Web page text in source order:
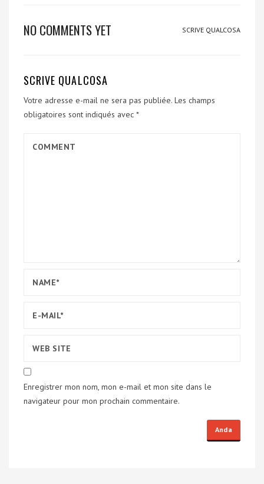
NO COMMENTS YET SCRIVE QUALCOSA
SCRIVE QUALCOSA
Votre adresse e-mail ne sera pas publiée. Les champs
obligatoires sont indiqués avec *
Enregistrer mon nom, mon e-mail et mon site dans le
navigateur pour mon prochain commentaire.